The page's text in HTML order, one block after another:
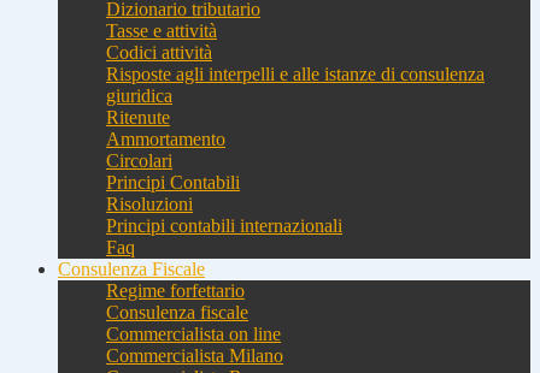
Dizionario tributario
Tasse e attività
Codici attività
Risposte agli interpelli e alle istanze di consulenza
giuridica
Ritenute
Ammortamento
Circolari
Principi Contabili
Risoluzioni
Principi contabili internazionali
Faq
Consulenza Fiscale
Regime forfettario
Consulenza fiscale
Commercialista on line
Commercialista Milano